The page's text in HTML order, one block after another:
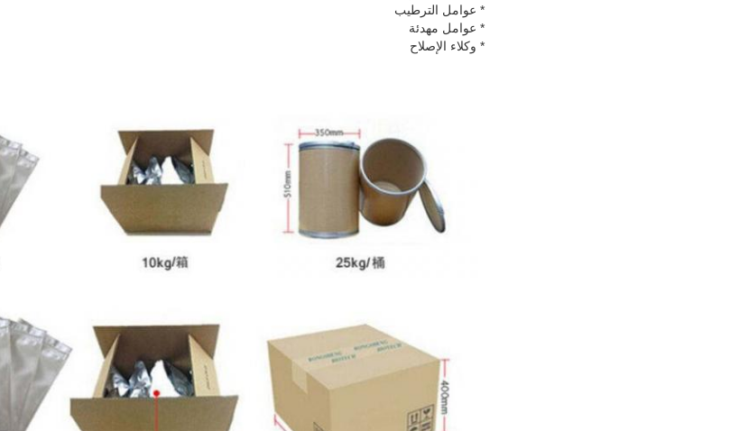
* عوامل الترطيب
* عوامل مهدئة
* وكلاء الإصلاح